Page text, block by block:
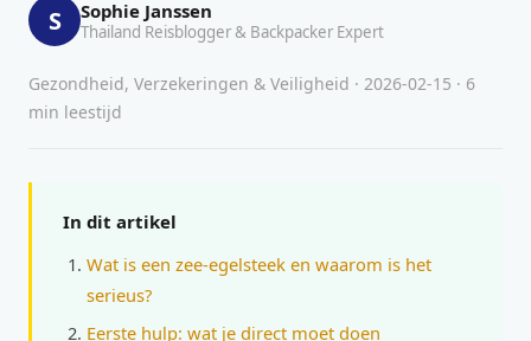
S Sophie Janssen
Thailand Reisblogger & Backpacker Expert
Gezondheid, Verzekeringen & Veiligheid · 2026-02-15 · 6
min leestijd
In dit artikel
Wat is een zee-egelsteek en waarom is het
serieus?
Eerste hulp: wat je direct moet doen